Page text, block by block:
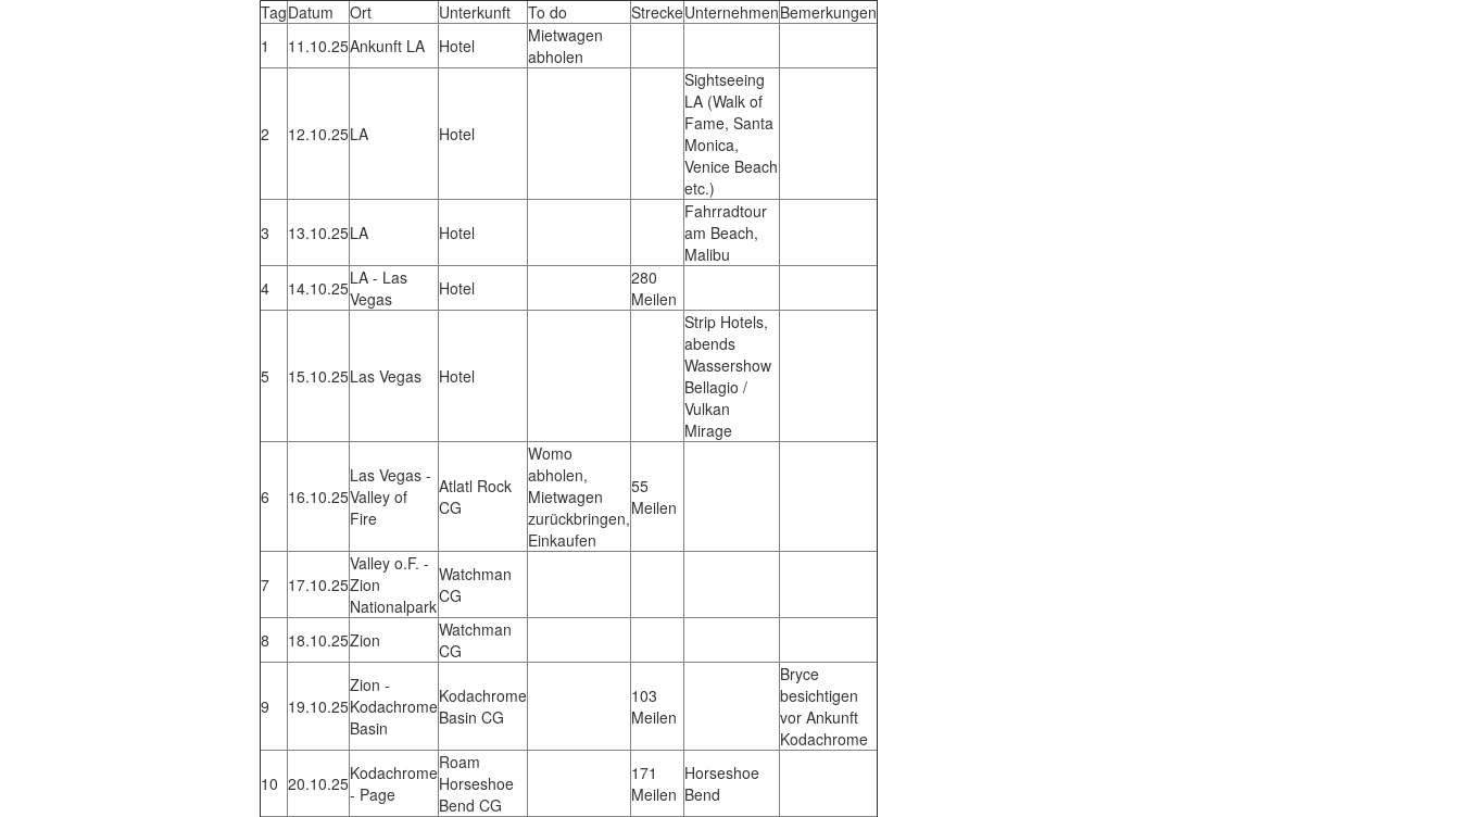
TagDatum Ort Unterkunft To do StreckeUnternehmenBemerkungen
1
11.10.25Ankunft LA Hotel
Mietwagen
abholen
2 12.10.25LA Hotel
Sightseeing
LA (Walk of
Fame, Santa
Monica,
Venice Beach
etc.)
3 13.10.25LA Hotel
Fahrradtour
am Beach,
Malibu
4
14.10.25LA - Las
Vegas
Hotel
280
Meilen
5 15.10.25Las Vegas Hotel
Strip Hotels,
abends
Wassershow
Bellagio /
Vulkan
Mirage
6 16.10.25
Las Vegas -
Valley of
Fire
Atlatl Rock
CG
Womo
abholen,
Mietwagen
zurückbringen,
Einkaufen
55
Meilen
7 17.10.25
Valley o.F. -
Zion
Nationalpark
Watchman
CG
8 18.10.25Zion
Watchman
CG
9 19.10.25
Zion -
Kodachrome
Basin
Kodachrome
Basin CG
103
Meilen
Bryce
besichtigen
vor Ankunft
Kodachrome
10 20.10.25Kodachrome
- Page
Roam
Horseshoe
Bend CG
171
Meilen
Horseshoe
Bend